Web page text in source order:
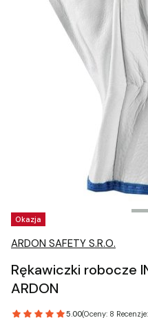
Tagi produktu
Okazja
ARDON SAFETY S.R.O.
Rękawiczki robocze
ARDON
5.00(Oceny: 8